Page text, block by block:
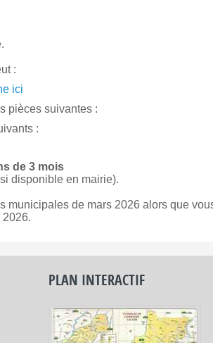
:
ici
pièces suivantes :
:
de 3 mois
disponible en mairie).
municipales de mars 2026 alors que
2026.
PLAN INTERACTIF